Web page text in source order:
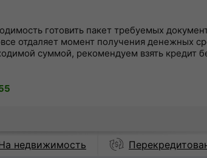
готовить пакет требуемых
отдаляет момент получения денежных
суммой, рекомендуем взять кредит
недвижимость